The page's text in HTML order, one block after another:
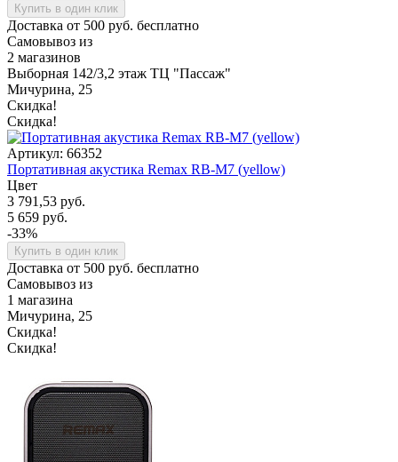
Купить в один клик
Доставка от 500 руб. бесплатно
Самовывоз из
2 магазинов
Выборная 142/3,2 этаж ТЦ "Пассаж"
Мичурина, 25
Скидка!
Скидка!
Артикул: 66352
Портативная акустика Remax RB-M7 (yellow)
Цвет
3 791,53 руб.
5 659 руб.
-33%
Купить в один клик
Доставка от 500 руб. бесплатно
Самовывоз из
1 магазина
Мичурина, 25
Скидка!
Скидка!